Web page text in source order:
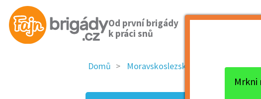
Od první brigády
k práci snů
Mrkni
Domů Moravskoslezský kraj okres